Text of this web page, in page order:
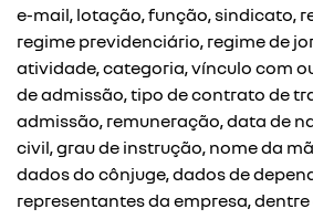
e-mail, lotação, função, sindicato,
regime previdenciário, regime de
atividade, categoria, vínculo com
de admissão, tipo de contrato de
admissão, remuneração, data de
civil, grau de instrução, nome da
dados do cônjuge, dados de
representantes da empresa,